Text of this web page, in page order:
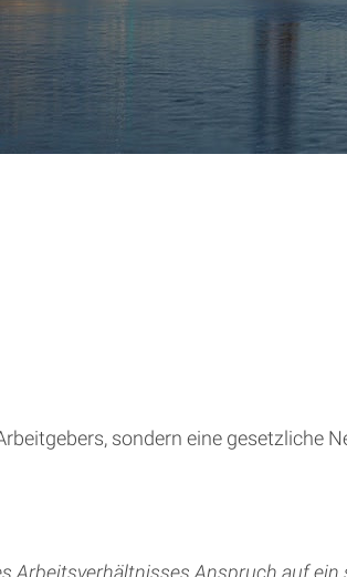
sondern eine gesetzliche
Arbeitsverhältnisses Anspruch auf